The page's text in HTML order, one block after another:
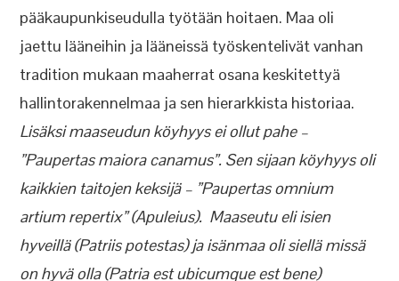
pääkaupunkiseudulla työtään hoitaen. Maa oli
jaettu lääneihin ja lääneissä työskentelivät vanhan
tradition mukaan maaherrat osana keskitettyä
hallintorakennelmaa ja sen hierarkkista historiaa.
Lisäksi maaseudun köyhyys ei ollut pahe –
”Paupertas maiora canamus”. Sen sijaan köyhyys oli
kaikkien taitojen keksijä – ”Paupertas omnium
artium repertix” (Apuleius). Maaseutu eli isien
hyveillä (Patriis potestas) ja isänmaa oli siellä missä
on hyvä olla (Patria est ubicumque est bene)